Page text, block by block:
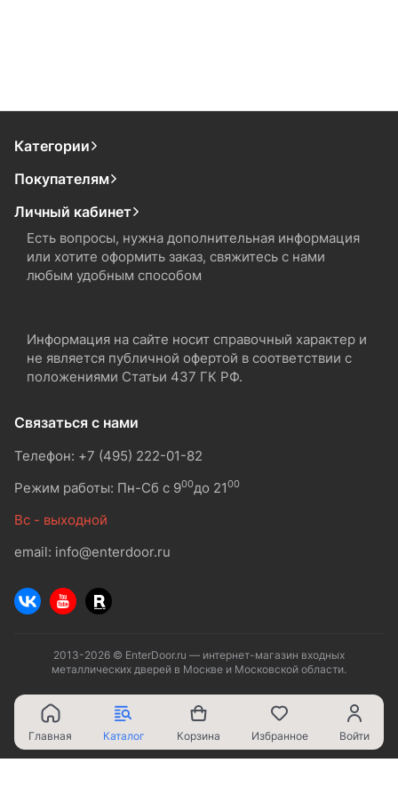
Категории
Покупателям
Личный кабинет
Есть вопросы, нужна дополнительная информация
или хотите оформить заказ, свяжитесь с нами
любым удобным способом
Информация на сайте носит справочный характер и
не является публичной офертой в соответствии с
положениями Статьи 437 ГК РФ.
Связаться с нами
Телефон: +7 (495) 222-01-82
Режим работы: Пн-Сб с 900до 2100
Вс - выходной
email: info@enterdoor.ru
2013-2026 © EnterDoor.ru — интернет-магазин входных
металлических дверей в Москве и Московской области.
Главная Каталог Корзина Избранное Войти